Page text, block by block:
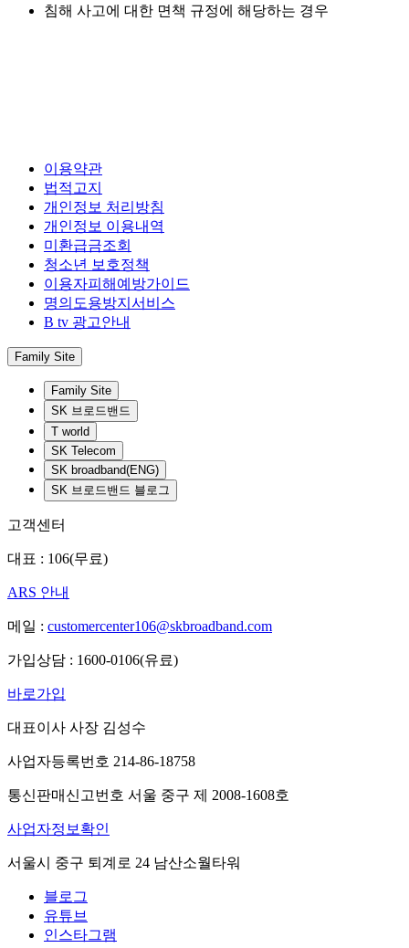
침해 사고에 대한 면책 규정에 해당하는 경우
이용약관
법적고지
개인정보 처리방침
개인정보 이용내역
미환급금조회
청소년 보호정책
이용자피해예방가이드
명의도용방지서비스
B tv 광고안내
Family Site
Family Site
SK 브로드밴드
T world
SK Telecom
SK broadband(ENG)
SK 브로드밴드 블로그
고객센터
대표 : 106(무료)
ARS 안내
메일 : customercenter106@skbroadband.com
가입상담 : 1600-0106(유료)
바로가입
대표이사 사장 김성수
사업자등록번호 214-86-18758
통신판매신고번호 서울 중구 제 2008-1608호
사업자정보확인
서울시 중구 퇴계로 24 남산소월타워
블로그
유튜브
인스타그램